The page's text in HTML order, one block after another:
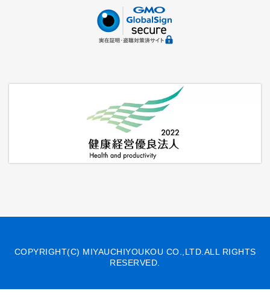
COPYRIGHT(C) MIYAUCHIYOUKOU CO.,LTD.ALL RIGHTS
RESERVED.